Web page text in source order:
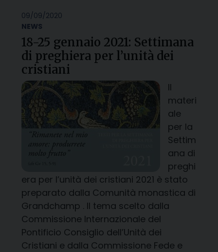
09/09/2020
NEWS
18-25 gennaio 2021: Settimana
di preghiera per l’unità dei
cristiani
Il
materi
ale
per la
Settim
ana di
preghi
era per l’unità dei cristiani 2021 è stato
preparato dalla Comunità monastica di
Grandchamp . Il tema scelto dalla
Commissione Internazionale del
Pontificio Consiglio dell’Unità dei
Cristiani e dalla Commissione Fede e